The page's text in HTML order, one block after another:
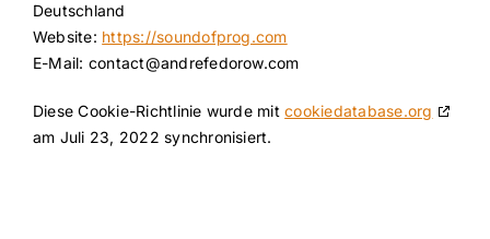
Deutschland
Website: https://soundofprog.com
E-Mail: contact@andrefedorow.com
Diese Cookie-Richtlinie wurde mitcookiedatabase.org
am Juli 23, 2022 synchronisiert.